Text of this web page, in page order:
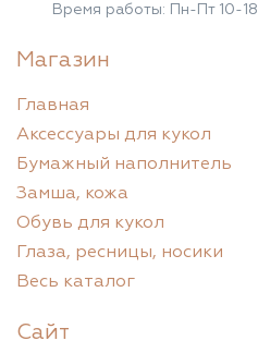
Время работы: Пн-Пт 10-18
Магазин
Главная
Аксессуары для кукол
Бумажный наполнитель
Замша, кожа
Обувь для кукол
Глаза, ресницы, носики
Весь каталог
Сайт